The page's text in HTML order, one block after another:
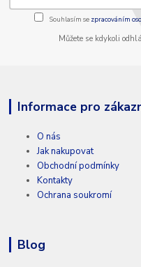
Souhlasím se zpracováním
Můžete se kdykoli
Informace pro
O nás
Jak nakupovat
Obchodní podmínky
Kontakty
Ochrana soukromí
Blog